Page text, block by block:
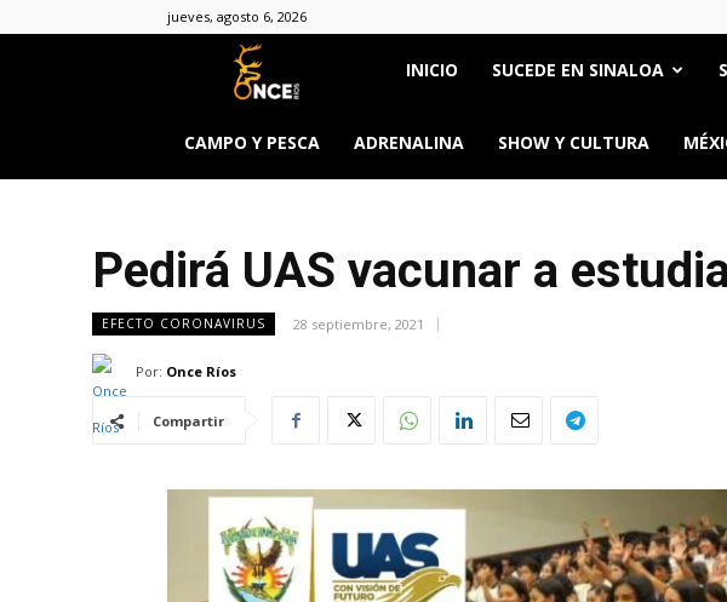
jueves, agosto 6, 2026
Once
Ríos
INICIO SUCEDE EN SINALOA
CAMPO Y PESCA ADRENALINA SHOW Y CULTURA
Pedirá UAS vacunar a
EFECTO CORONAVIRUS 28 septiembre, 2021
Por: Once Ríos
Compartir